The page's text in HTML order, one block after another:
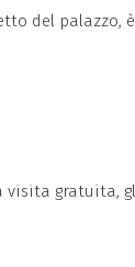
del palazzo,
visita gratuita,